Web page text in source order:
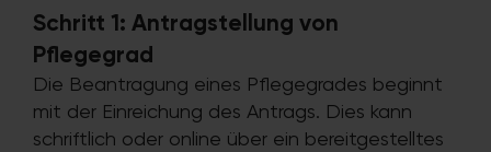
Schritt 1: Antragstellung von
Pflegegrad
Die Beantragung eines Pflegegrades beginnt
mit der Einreichung des Antrags. Dies kann
schriftlich oder online über ein bereitgestelltes